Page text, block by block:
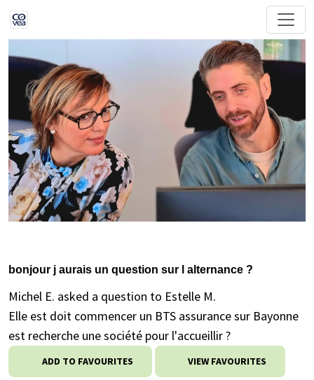
bonjour j aurais un question sur l alternance ?
Michel E. asked a question to Estelle M.
Elle est doit commencer un BTS assurance sur Bayonne
est recherche une société pour l'accueillir ?
ADD TO FAVOURITES VIEW FAVOURITES